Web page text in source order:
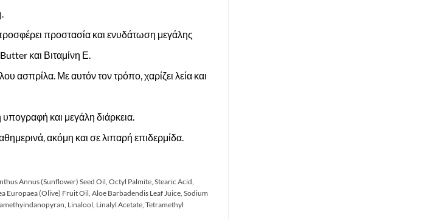
προστασία και ενυδάτωση μεγάλης
και Βιταμίνη Ε.
ασπρίλα. Με αυτόν τον τρόπο, χαρίζει λεία και
και μεγάλη διάρκεια.
ακόμη και σε λιπαρή επιδερμίδα.
Annus (Sunflower) Seed Oil, Octyl Palmite, Stearic Acid,
(Olive) Fruit Oil, Aloe Barbadendis Leaf Juice, Sodium
Linalool, Linalyl Acetate, Tetramethyl